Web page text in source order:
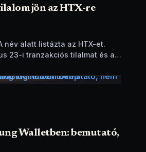
jön az HTX-re
név alatt listázta az HTX-et.
23-i tranzakciós tilalmat és a
Walletben: bemutató,